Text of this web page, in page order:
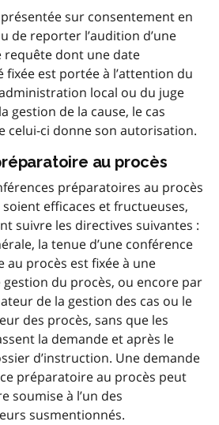
sur consentement en
de reporter l’audition d’une
requête dont une date
fixée est portée à l’attention du
local ou du juge
gestion de la cause, le cas
celui-ci donne son autorisation.
au procès
préparatoires au procès
efficaces et fructueuses,
suivre les directives suivantes :
la tenue d’une conférence
au procès est fixée à une
gestion du procès, ou encore par
de la gestion des cas ou le
des procès, sans que les
la demande et après le
d’instruction. Une demande
préparatoire au procès peut
soumise à l’un des
susmentionnés.